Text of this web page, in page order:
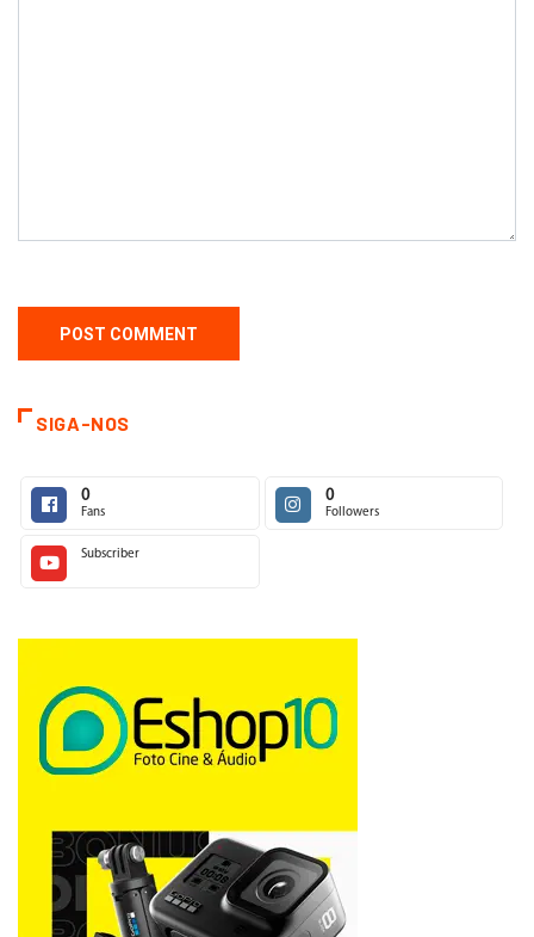
SIGA-NOS
0
Fans
0
Followers
Subscriber